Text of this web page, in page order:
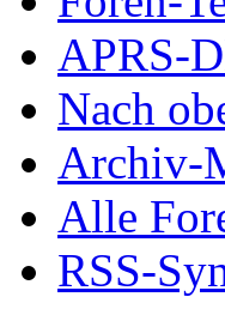
APRS-
Nach
Archiv-
Alle
RSS-